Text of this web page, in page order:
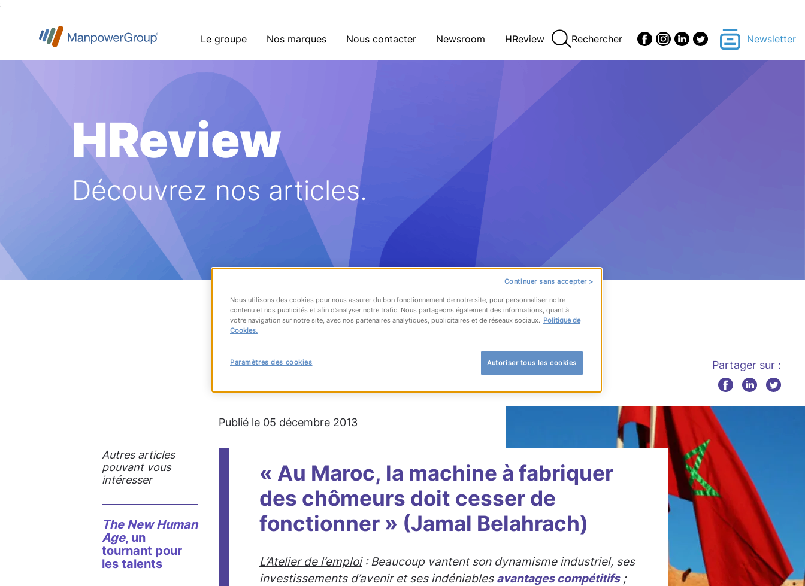
:
Le groupe Nos marques Nous contacter Newsroom HReview Rechercher Newsletter
HReview
Découvrez nos articles.
RETOUR À LA LISTE
Partager sur :
Publié le 05 décembre 2013
Autres articles
pouvant vous
intéresser
The New Human
Age, un
tournant pour
les talents
« Au Maroc, la machine à fabriquer
des chômeurs doit cesser de
fonctionner » (Jamal Belahrach)
L’Atelier de l’emploi: Beaucoup vantent son dynamisme industriel, ses
investissements d’avenir et ses indéniables avantages compétitifs;
Continuer sans accepter >
Nous utilisons des cookies pour nous assurer du bon fonctionnement de notre site, pour personnaliser notre
contenu et nos publicités et afin d’analyser notre trafic. Nous partageons également des informations, quant à
votre navigation sur notre site, avec nos partenaires analytiques, publicitaires et de réseaux sociaux. Politique de
Cookies.
Autoriser tous les cookies
Paramètres des cookies